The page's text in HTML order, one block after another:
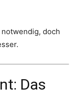
doch
Das